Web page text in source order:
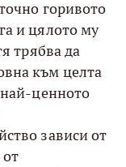
горивото
и цялото му
трябва да
към целта
най-ценното
зависи от